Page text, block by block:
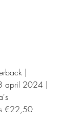
|
2024 |
€22,50